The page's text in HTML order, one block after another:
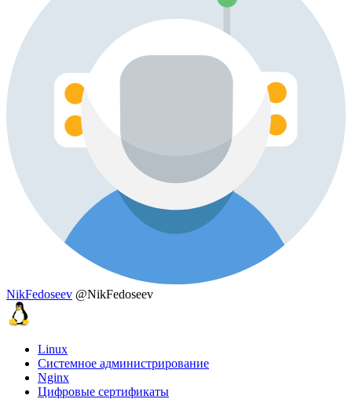
NikFedoseev @NikFedoseev
Linux
Системное администрирование
Nginx
Цифровые сертификаты